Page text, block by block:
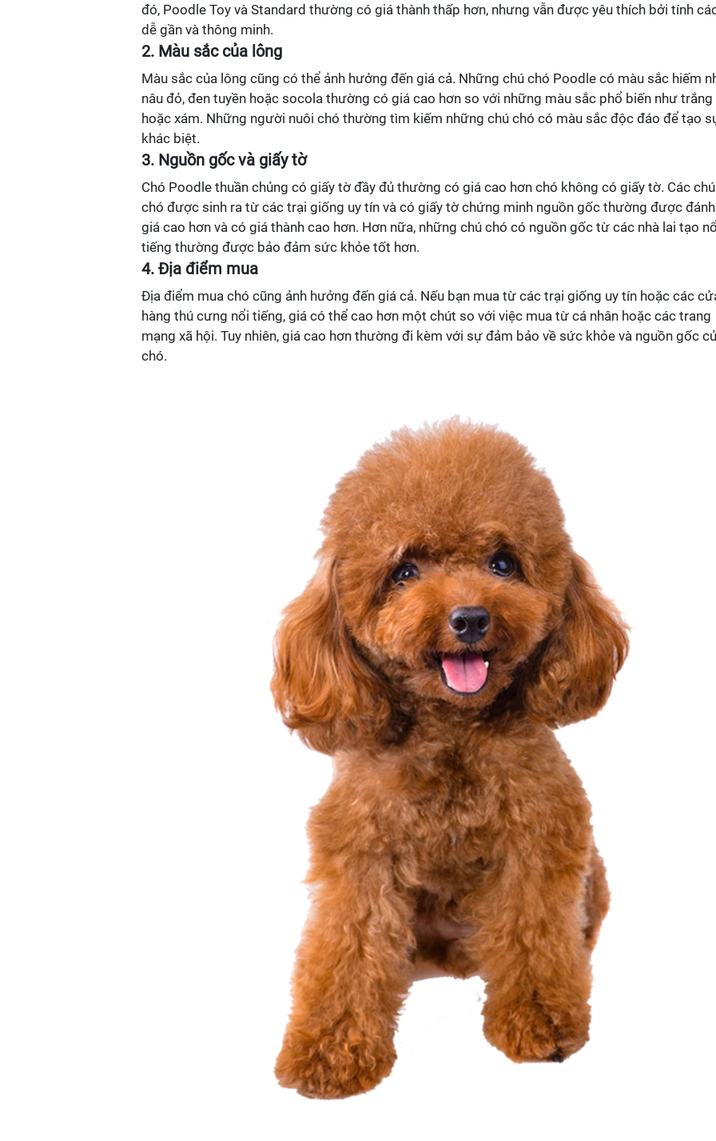
đó, Poodle Toy và Standard thường có giá thành thấp hơn, nhưng vẫn được yêu thích bởi tính
dễ gần và thông minh.
2. Màu sắc của lông
Màu sắc của lông cũng có thể ảnh hưởng đến giá cả. Những chú chó Poodle có màu sắc hiếm
nâu đỏ, đen tuyền hoặc socola thường có giá cao hơn so với những màu sắc phổ biến như trắng
hoặc xám. Những người nuôi chó thường tìm kiếm những chú chó có màu sắc độc đáo để tạo
khác biệt.
3. Nguồn gốc và giấy tờ
Chó Poodle thuần chủng có giấy tờ đầy đủ thường có giá cao hơn chó không có giấy tờ. Các chú
chó được sinh ra từ các trại giống uy tín và có giấy tờ chứng minh nguồn gốc thường được đánh
giá cao hơn và có giá thành cao hơn. Hơn nữa, những chú chó có nguồn gốc từ các nhà lai tạo
tiếng thường được bảo đảm sức khỏe tốt hơn.
4. Địa điểm mua
Địa điểm mua chó cũng ảnh hưởng đến giá cả. Nếu bạn mua từ các trại giống uy tín hoặc các
hàng thú cưng nổi tiếng, giá có thể cao hơn một chút so với việc mua từ cá nhân hoặc các trang
mạng xã hội. Tuy nhiên, giá cao hơn thường đi kèm với sự đảm bảo về sức khỏe và nguồn gốc
chó.